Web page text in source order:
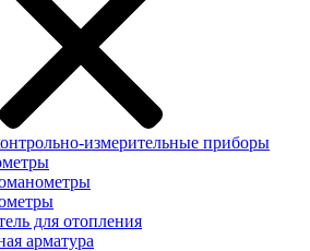
измерительные приборы
для отопления
арматура